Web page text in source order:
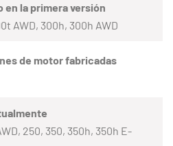
en la primera versión
AWD, 300h, 300h AWD
de motor fabricadas
250, 350, 350h, 350h E-